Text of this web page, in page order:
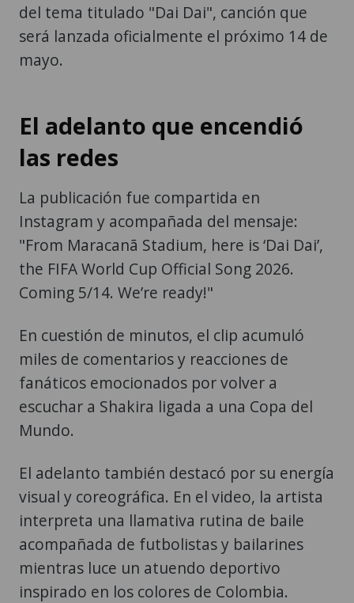
del tema titulado "Dai Dai", canción que
será lanzada oficialmente el próximo 14 de
mayo.
El adelanto que encendió
las redes
La publicación fue compartida en
Instagram y acompañada del mensaje:
"From Maracanã Stadium, here is ‘Dai Dai’,
the FIFA World Cup Official Song 2026.
Coming 5/14. We’re ready!"
En cuestión de minutos, el clip acumuló
miles de comentarios y reacciones de
fanáticos emocionados por volver a
escuchar a Shakira ligada a una Copa del
Mundo.
El adelanto también destacó por su energía
visual y coreográfica. En el video, la artista
interpreta una llamativa rutina de baile
acompañada de futbolistas y bailarines
mientras luce un atuendo deportivo
inspirado en los colores de Colombia.